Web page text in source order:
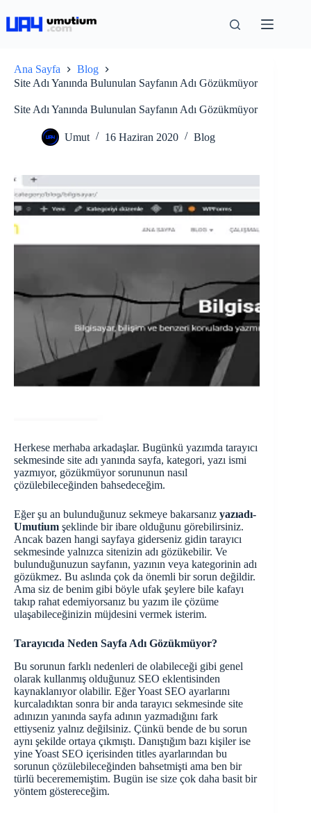
Ana Sayfa
Blog
Site Adı Yanında Bulunulan Sayfanın Adı Gözükmüyor
Site Adı Yanında Bulunulan Sayfanın Adı Gözükmüyor
Umut 16 Haziran 2020 Blog
Herkese merhaba arkadaşlar. Bugünkü yazımda tarayıcı
sekmesinde site adı yanında sayfa, kategori, yazı ismi
yazmıyor, gözükmüyor sorununun nasıl
çözülebileceğinden bahsedeceğim.
Eğer şu an bulunduğunuz sekmeye bakarsanız yazıadı-
Umutium şeklinde bir ibare olduğunu görebilirsiniz.
Ancak bazen hangi sayfaya giderseniz gidin tarayıcı
sekmesinde yalnızca sitenizin adı gözükebilir. Ve
bulunduğunuzun sayfanın, yazının veya kategorinin adı
gözükmez. Bu aslında çok da önemli bir sorun değildir.
Ama siz de benim gibi böyle ufak şeylere bile kafayı
takıp rahat edemiyorsanız bu yazım ile çözüme
ulaşabileceğinizin müjdesini vermek isterim.
Tarayıcıda Neden Sayfa Adı Gözükmüyor?
Bu sorunun farklı nedenleri de olabileceği gibi genel
olarak kullanmış olduğunuz SEO eklentisinden
kaynaklanıyor olabilir. Eğer Yoast SEO ayarlarını
kurcaladıktan sonra bir anda tarayıcı sekmesinde site
adınızın yanında sayfa adının yazmadığını fark
ettiyseniz yalnız değilsiniz. Çünkü bende de bu sorun
aynı şekilde ortaya çıkmıştı. Danıştığım bazı kişiler ise
yine Yoast SEO içerisinden titles ayarlarından bu
sorunun çözülebileceğinden bahsetmişti ama ben bir
türlü becerememiştim. Bugün ise size çok daha basit bir
yöntem göstereceğim.